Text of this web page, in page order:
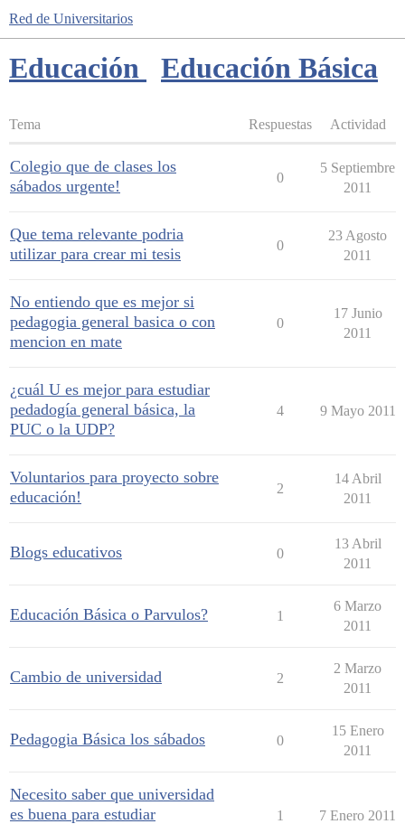
Red de Universitarios
Educación Educación Básica
Tema Respuestas Actividad
Colegio que de clases los
sábados urgente!
0
5 Septiembre
2011
Que tema relevante podria
utilizar para crear mi tesis
0
23 Agosto
2011
No entiendo que es mejor si
pedagogia general basica o con
mencion en mate
0
17 Junio
2011
¿cuál U es mejor para estudiar
pedadogía general básica, la
PUC o la UDP?
4 9 Mayo 2011
Voluntarios para proyecto sobre
educación!
2
14 Abril
2011
Blogs educativos 0
13 Abril
2011
Educación Básica o Parvulos? 1
6 Marzo
2011
Cambio de universidad 2
2 Marzo
2011
Pedagogia Básica los sábados 0
15 Enero
2011
Necesito saber que universidad
es buena para estudiar
1 7 Enero 2011